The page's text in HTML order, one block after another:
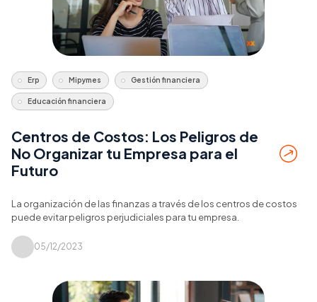
Erp Mipymes Gestión financiera
Educación financiera
Centros de Costos: Los Peligros de
No Organizar tu Empresa para el
Futuro
La organización de las finanzas a través de los centros de costos
puede evitar peligros perjudiciales para tu empresa.
05/12/2023